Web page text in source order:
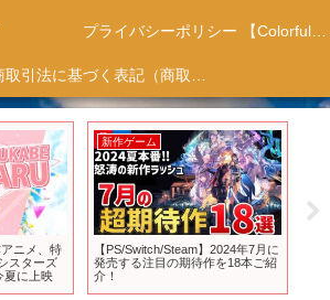
プライバシーポリシー 【Colorful Creation】
特定商取引法に基づく表記（商取引に関する開示）
アニメ、特
スターズ
夏に上映
新作ゲーム
【PS/Switch/Steam】2024年7月に
発売する注目の期待作を18本ご紹
介！